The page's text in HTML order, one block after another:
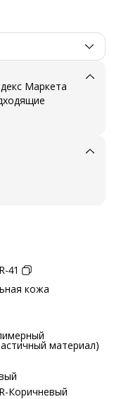
Маркета
41
кожа
материал)
Коричневый